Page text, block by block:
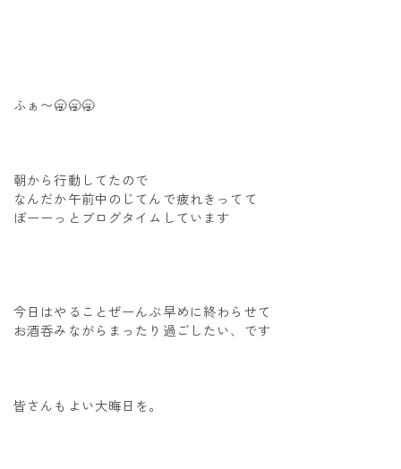
ふぁ〜🥱🥱🥱
朝から行動してたので
なんだか午前中のじてんで疲れきってて
ぼーーっとブログタイムしています
今日はやることぜーんぶ早めに終わらせて
お酒呑みながらまったり過ごしたい、です
皆さんもよい大晦日を。